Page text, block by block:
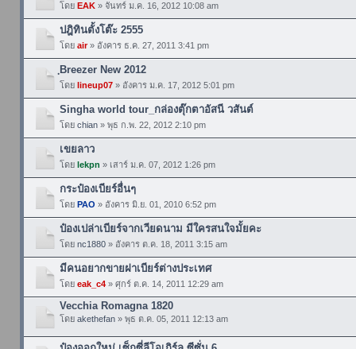
โดย EAK» จันทร์ ม.ค. 16, 2012 10:08 am
ปฎิทินตั้งโต๊ะ 2555
โดย air» อังคาร ธ.ค. 27, 2011 3:41 pm
ฺBreezer New 2012
โดย lineup07» อังคาร ม.ค. 17, 2012 5:01 pm
Singha world tour_กล่องตุ๊กตาอัสนี วสันต์
โดย chian» พุธ ก.พ. 22, 2012 2:10 pm
เขยลาว
โดย lekpn » เสาร์ ม.ค. 07, 2012 1:26 pm
กระป๋องเบียร์อื่นๆ
โดย PAO » อังคาร มิ.ย. 01, 2010 6:52 pm
ป๋องเปล่าเบียร์จากเวียดนาม มีใครสนใจมั้ยคะ
โดย nc1880» อังคาร ต.ค. 18, 2011 3:15 am
มีคนอยากขายฝาเบียร์ต่างประเทศ
โดย eak_c4» ศุกร์ ต.ค. 14, 2011 12:29 am
Vecchia Romagna 1820
โดย akethefan» พุธ ต.ค. 05, 2011 12:13 am